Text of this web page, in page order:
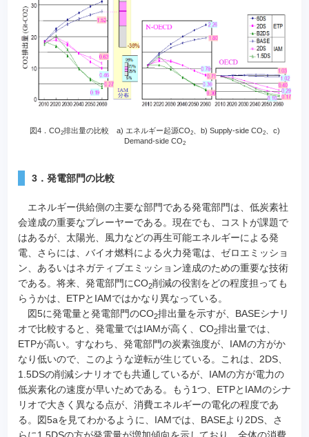
図4．CO2排出量の比較 a) エネルギー起源CO2、b) Supply-side CO2、c)
Demand-side CO2
3．発電部門の比較
エネルギー供給側の主要な部門である発電部門は、低炭素社
会達成の重要なプレーヤーである。現在でも、コストが課題で
はあるが、太陽光、風力などの再生可能エネルギーによる発
電、さらには、バイオ燃料による火力発電は、ゼロエミッショ
ン、あるいはネガティブエミッション達成のための重要な技術
である。将来、発電部門にCO2削減の役割をどの程度担っても
らうかは、ETPとIAMではかなり異なっている。
図5に発電量と発電部門のCO2排出量を示すが、BASEシナリ
オで比較すると、発電量ではIAMが高く、CO2排出量では、
ETPが高い。すなわち、発電部門の炭素強度が、IAMの方がか
なり低いので、このような逆転が生じている。これは、2DS、
1.5DSの削減シナリオでも共通しているが、IAMの方が電力の
低炭素化の速度が早いためである。もう1つ、ETPとIAMのシナ
リオで大きく異なる点が、消費エネルギーの電化の程度であ
る。図5aを見てわかるように、IAMでは、BASEより2DS、さ
らに1.5DSの方が発電量が増加傾向を示しており、全体の消費